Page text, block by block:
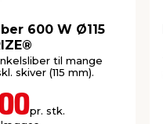
600 W Ø115
til mange
skiver (115 mm).
pr. stk.